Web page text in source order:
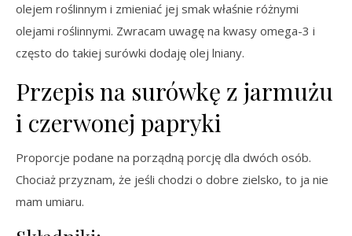
olejem roślinnym i zmieniać jej smak właśnie różnymi
olejami roślinnymi. Zwracam uwagę na kwasy omega-3 i
często do takiej surówki dodaję olej lniany.
Przepis na surówkę z jarmużu
i czerwonej papryki
Proporcje podane na porządną porcję dla dwóch osób.
Chociaż przyznam, że jeśli chodzi o dobre zielsko, to ja nie
mam umiaru.